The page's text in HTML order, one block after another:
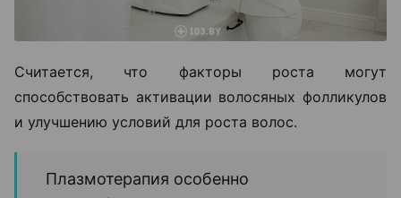
Считается, что факторы роста могут
способствовать активации волосяных фолликулов
и улучшению условий для роста волос.
Плазмотерапия особенно